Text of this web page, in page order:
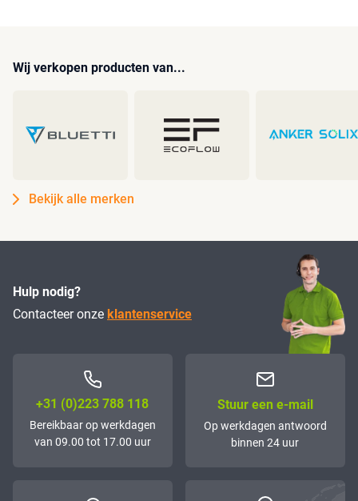
Wij verkopen producten van...
Bekijk alle merken
Hulp nodig?
Contacteer onze klantenservice
+31 (0)223 788 118
Bereikbaar op werkdagen
van 09.00 tot 17.00 uur
Stuur een e-mail
Op werkdagen antwoord
binnen 24 uur